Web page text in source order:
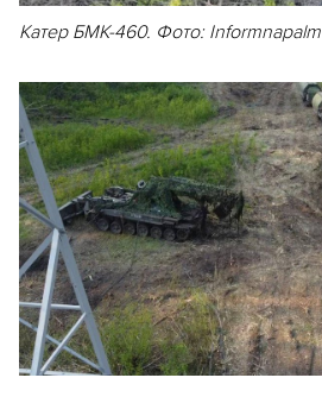
Катер БМК-460. Фото: Informnapalm